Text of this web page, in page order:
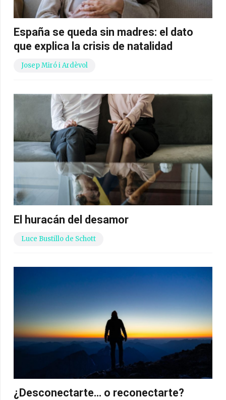
España se queda sin madres: el dato
que explica la crisis de natalidad
Josep Miró i Ardèvol
El huracán del desamor
Luce Bustillo de Schott
¿Desconectarte… o reconectarte?